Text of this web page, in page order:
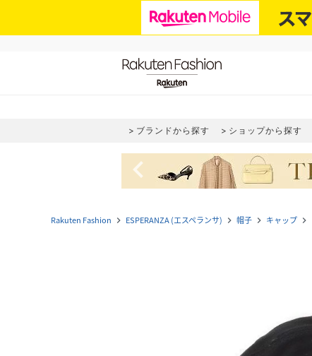
ブランドから探す ショップから探す
navigate_before
Rakuten Fashion navigate_next ESPERANZA (エスペランサ) navigate_next 帽子 navigate_next キャップ navigate_next